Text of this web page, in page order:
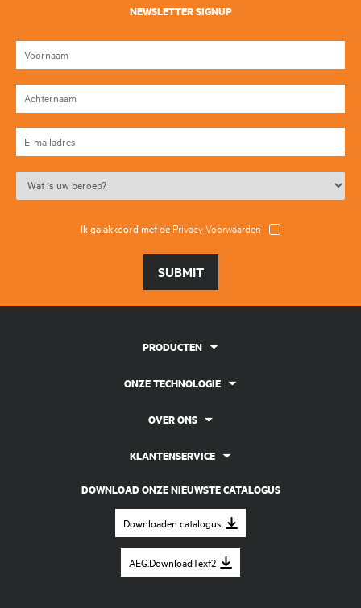
NEWSLETTER SIGNUP
Ik ga akkoord met de Privacy Voorwaarden
SUBMIT
DOWNLOAD ONZE NIEUWSTE CATALOGUS
Downloaden catalogus
AEG.DownloadText2
PRODUCTEN
ONZE TECHNOLOGIE
OVER ONS
KLANTENSERVICE